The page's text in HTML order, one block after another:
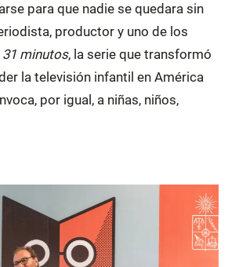
para que nadie se quedara sin
productor y uno de los
31 minutos, la serie que transformó
la televisión infantil en América
por igual, a niñas, niños,